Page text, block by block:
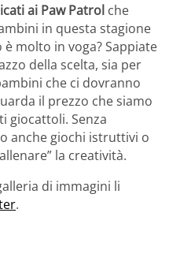
ai Paw Patrol che
in questa stagione
molto in voga? Sappiate
della scelta, sia per
che ci dovranno
il prezzo che siamo
giocattoli. Senza
anche giochi istruttivi o
la creatività.
di immagini li
.